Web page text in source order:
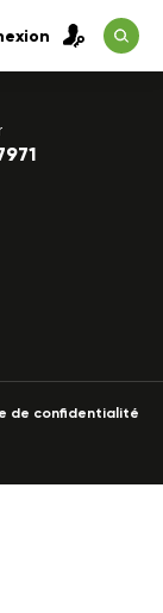
de confidentialité